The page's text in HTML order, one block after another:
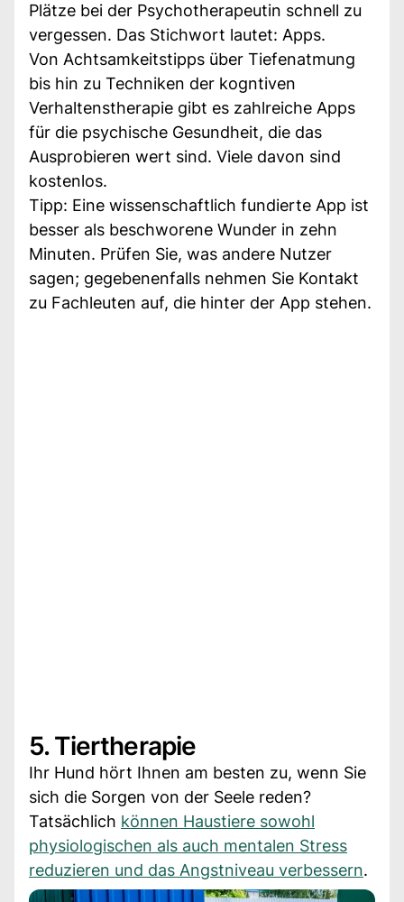
Plätze bei der Psychotherapeutin schnell zu
vergessen. Das Stichwort lautet: Apps.
Von Achtsamkeitstipps über Tiefenatmung
bis hin zu Techniken der kogntiven
Verhaltenstherapie gibt es zahlreiche Apps
für die psychische Gesundheit, die das
Ausprobieren wert sind. Viele davon sind
kostenlos.
Tipp: Eine wissenschaftlich fundierte App ist
besser als beschworene Wunder in zehn
Minuten. Prüfen Sie, was andere Nutzer
sagen; gegebenenfalls nehmen Sie Kontakt
zu Fachleuten auf, die hinter der App stehen.
5. Tiertherapie
Ihr Hund hört Ihnen am besten zu, wenn Sie
sich die Sorgen von der Seele reden?
Tatsächlich können Haustiere sowohl
physiologischen als auch mentalen Stress
reduzieren und das Angstniveau verbessern.